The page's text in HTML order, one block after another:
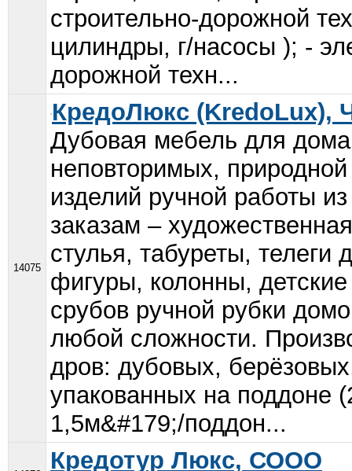
строительно-дорожной
цилиндры, г/насосы ); -
дорожной техн...
14075
КредоЛюкс (KredoLux),
Дубовая мебель для
неповторимых,
изделий ручной работы
заказам –
стулья, табуреты, телеги
фигуры, колонны,
срубов ручной рубки
любой сложности.
дров: дубовых,
упакованных на поддоне
1,5м&#179;/поддон...
Кредотур Люкс, СООО